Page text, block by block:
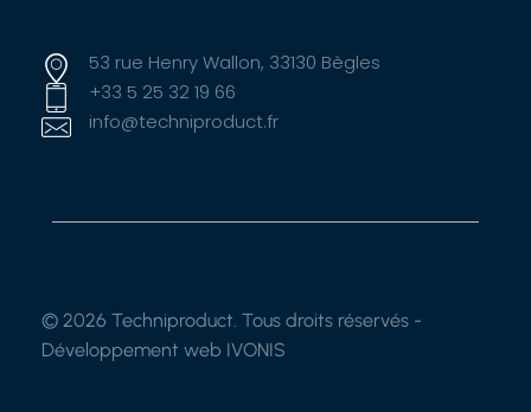
53 rue Henry Wallon, 33130 Bègles
+33 5 25 32 19 66
info@techniproduct.fr
© 2026 Techniproduct. Tous droits réservés -
Développement web IVONIS